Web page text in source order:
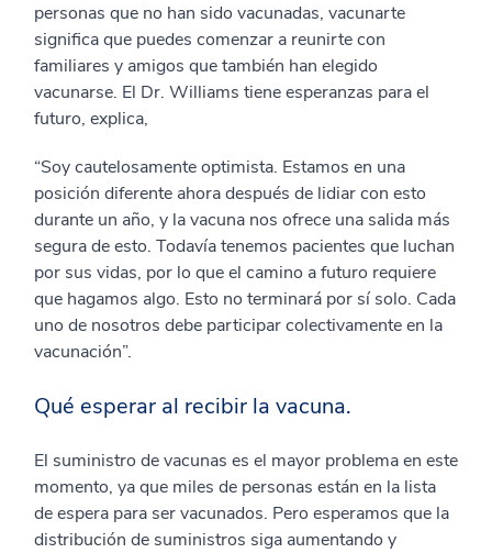
personas que no han sido vacunadas, vacunarte
significa que puedes comenzar a reunirte con
familiares y amigos que también han elegido
vacunarse. El Dr. Williams tiene esperanzas para el
futuro, explica,
“Soy cautelosamente optimista. Estamos en una
posición diferente ahora después de lidiar con esto
durante un año, y la vacuna nos ofrece una salida más
segura de esto. Todavía tenemos pacientes que luchan
por sus vidas, por lo que el camino a futuro requiere
que hagamos algo. Esto no terminará por sí solo. Cada
uno de nosotros debe participar colectivamente en la
vacunación”.
Qué esperar al recibir la vacuna.
El suministro de vacunas es el mayor problema en este
momento, ya que miles de personas están en la lista
de espera para ser vacunados. Pero esperamos que la
distribución de suministros siga aumentando y